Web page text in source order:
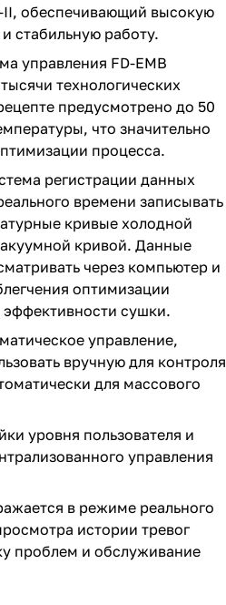
II, обеспечивающий высокую
стабильную работу.
управления FD-EMB
технологических
предусмотрено до 50
что значительно
процесса.
регистрации данных
времени записывать
кривые холодной
кривой. Данные
через компьютер и
оптимизации
сушки.
управление,
вручную для контроля
для массового
уровня пользователя и
управления
в режиме реального
истории тревог
проблем и обслуживание